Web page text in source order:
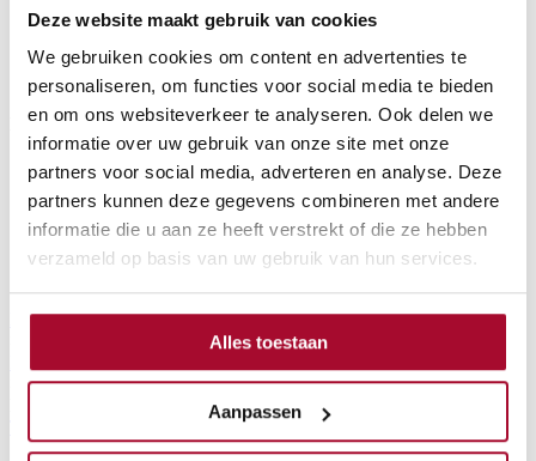
Deze website maakt gebruik van cookies
We gebruiken cookies om content en advertenties te
personaliseren, om functies voor social media te bieden
en om ons websiteverkeer te analyseren. Ook delen we
informatie over uw gebruik van onze site met onze
partners voor social media, adverteren en analyse. Deze
partners kunnen deze gegevens combineren met andere
informatie die u aan ze heeft verstrekt of die ze hebben
verzameld op basis van uw gebruik van hun services.
Alles toestaan
Aanpassen
Einsteintelescoop
Boost Bouw Limburg
EDIH-EBE
Bedrijf zoekt ruimte
Troeven van Limburg
Bedrijf zoekt ruimte
Asia Desk
Expat zoekt thuis
Ruimte zoeken
Home
Presentation QRM4.0 ‘Create Flow’ Event 19/06/23